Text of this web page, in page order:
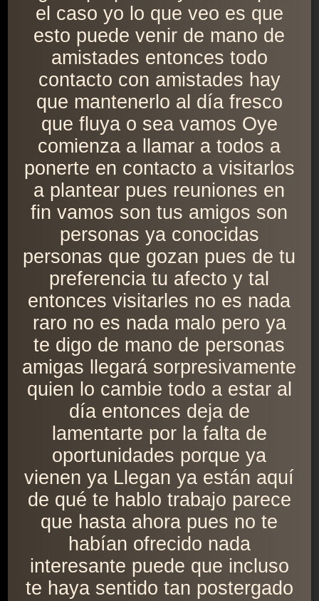
el caso yo lo que veo es que
esto puede venir de mano de
amistades entonces todo
contacto con amistades hay
que mantenerlo al día fresco
que fluya o sea vamos Oye
comienza a llamar a todos a
ponerte en contacto a visitarlos
a plantear pues reuniones en
fin vamos son tus amigos son
personas ya conocidas
personas que gozan pues de tu
preferencia tu afecto y tal
entonces visitarles no es nada
raro no es nada malo pero ya
te digo de mano de personas
amigas llegará sorpresivamente
quien lo cambie todo a estar al
día entonces deja de
lamentarte por la falta de
oportunidades porque ya
vienen ya Llegan ya están aquí
de qué te hablo trabajo parece
que hasta ahora pues no te
habían ofrecido nada
interesante puede que incluso
te haya sentido tan postergado